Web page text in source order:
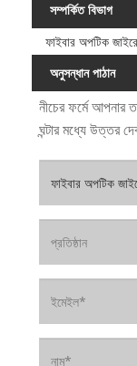
সম্পর্কিত বিভাগ
ফাইবার অপটিক
অনুসন্ধান পাঠান
নীচের ফর্মে আপনার
ঘন্টার মধ্যে উত্তর